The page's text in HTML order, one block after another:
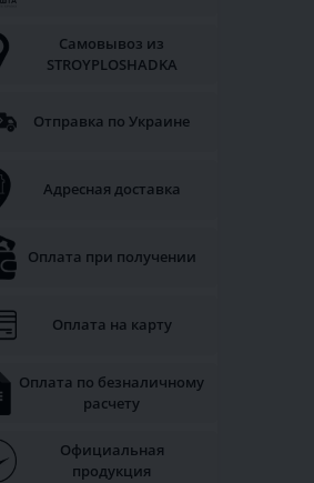
Самовывоз из
STROYPLOSHADKA
Отправка по Украине
Адресная доставка
Оплата при получении
Оплата на карту
Оплата по безналичному
расчету
Официальная
продукция